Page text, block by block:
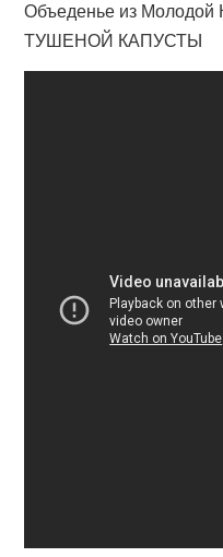
Объеденье из
ТУШЕНОЙ КАПУСТЫ